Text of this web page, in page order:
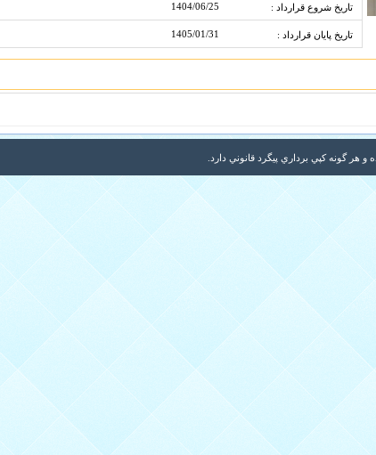
تاریخ شروع قرارداد : 1404/06/25
تاریخ پایان قرارداد : 1405/01/31
گونه کپي برداري پيگرد قانوني دارد.